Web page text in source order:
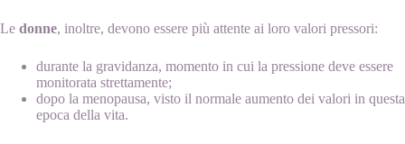
Le donne, inoltre, devono essere più attente ai loro valori pressori:
durante la gravidanza, momento in cui la pressione deve essere
monitorata strettamente;
dopo la menopausa, visto il normale aumento dei valori in questa
epoca della vita.